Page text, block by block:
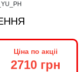
Ціна по акціі
2710 грн